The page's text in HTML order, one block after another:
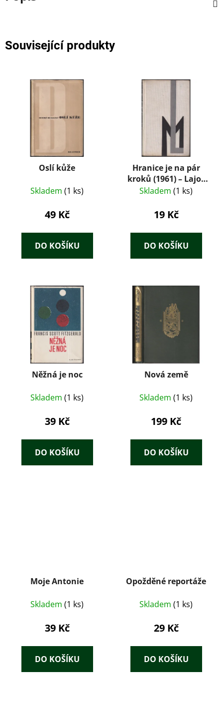
Související produkty
Oslí kůže
Skladem (1 ks)
49 Kč
DO KOŠÍKU
Hranice je na pár
kroků (1961) – Lajos
Mesterházi
Skladem (1 ks)
19 Kč
DO KOŠÍKU
Něžná je noc
Skladem (1 ks)
39 Kč
DO KOŠÍKU
Nová země
Skladem (1 ks)
199 Kč
DO KOŠÍKU
Moje Antonie
Skladem (1 ks)
39 Kč
DO KOŠÍKU
Opožděné reportáže
Skladem (1 ks)
29 Kč
DO KOŠÍKU